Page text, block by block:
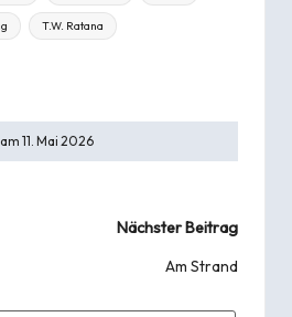
T.W. Ratana
11. Mai 2026
Nächster Beitrag
Am Strand